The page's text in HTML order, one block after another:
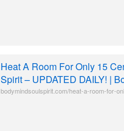
Heat A Room For Only 15
Spirit – UPDATED DAILY! |
bodymindsoulspirit.com/heat-a-room-for-